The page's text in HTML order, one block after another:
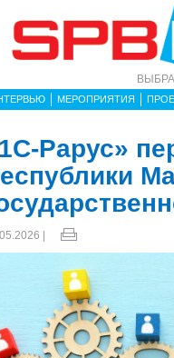
МЕРОПРИЯТИЯ
Рарус»
|